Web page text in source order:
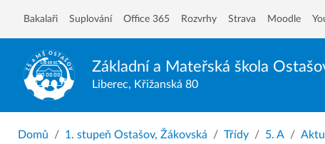
Základní a Mateřská škola
Liberec, Křižanská 80
Bakalaři Suplování Office 365 Rozvrhy Strava Moodle
Domů 1. stupeň Ostašov, Žákovská Třídy 5. A